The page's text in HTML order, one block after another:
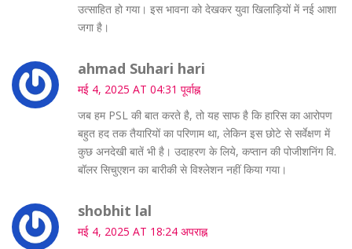
उत्साहित हो गया। इस भावना को देखकर युवा खिलाड़ियों में नई आशा
जगा है।
ahmad Suhari hari
मई 4, 2025 AT 04:31 पूर्वाह्न
जब हम PSL की बात करते है, तो यह साफ है कि हारिस का आरोपण
बहुत हद तक तैयारियों का परिणाम था, लेकिन इस छोटे से सर्वेक्षण में
कुछ अनदेखी बातें भी है। उदाहरण के लिये, कप्तान की पोजीशनिंग वि.
बॉलर सिचुएशन का बारीकी से विश्लेशन नहीं किया गया।
shobhit lal
मई 4, 2025 AT 18:24 अपराह्न